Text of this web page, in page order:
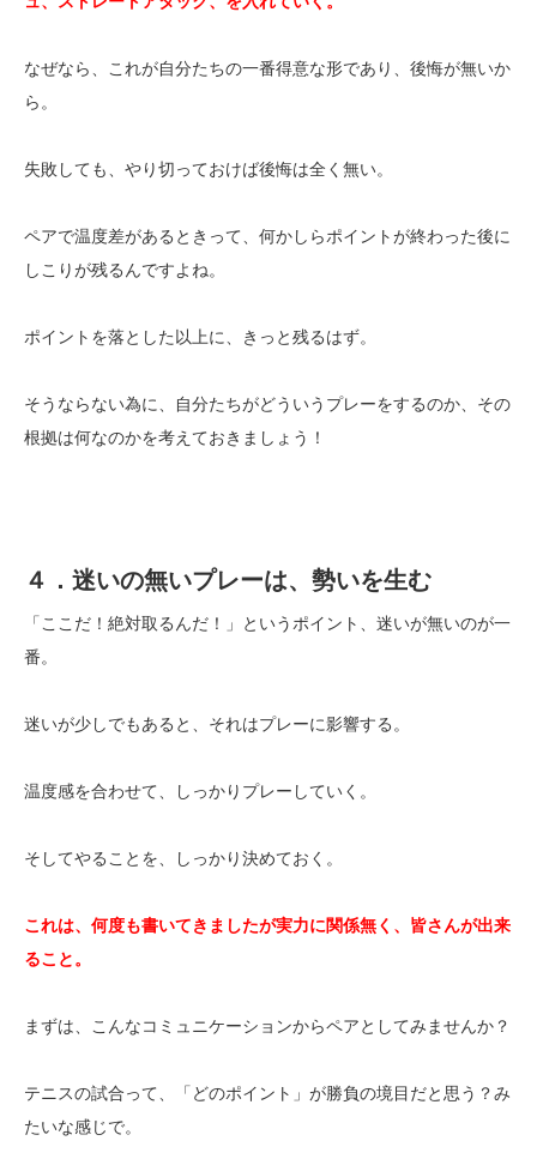
なぜなら、これが自分たちの一番得意な形であり、後悔が無いか
ら。
失敗しても、やり切っておけば後悔は全く無い。
ペアで温度差があるときって、何かしらポイントが終わった後に
しこりが残るんですよね。
ポイントを落とした以上に、きっと残るはず。
そうならない為に、自分たちがどういうプレーをするのか、その
根拠は何なのかを考えておきましょう！
４．迷いの無いプレーは、勢いを生む
「ここだ！絶対取るんだ！」というポイント、迷いが無いのが一
番。
迷いが少しでもあると、それはプレーに影響する。
温度感を合わせて、しっかりプレーしていく。
そしてやることを、しっかり決めておく。
これは、何度も書いてきましたが実力に関係無く、皆さんが出来
ること。
まずは、こんなコミュニケーションからペアとしてみませんか？
テニスの試合って、「どのポイント」が勝負の境目だと思う？み
たいな感じで。